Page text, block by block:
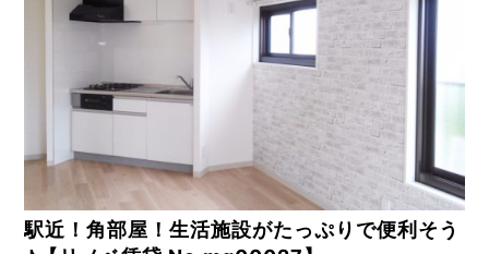
駅近！角部屋！生活施設がたっぷりで便利そう